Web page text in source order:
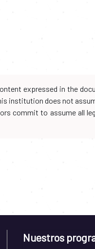
expressed in the
institution does not
commit to assume all
Nuestros